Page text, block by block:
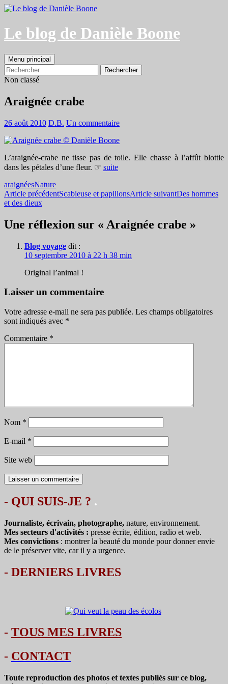
Aller
contenu
Le blog de Danièle Boone
Recherche
Menu principal
Rechercher :
Non classé
Araignée crabe
26 août 2010 D.B. Un commentaire
L’araignée-crabe ne tisse pas de toile. Elle chasse à l’affût blottie
dans les pétales d’une fleur. ☞ suite
araignéesNature
Navigation
des
articles
Article précédentScabieuse et papillonsArticle suivantDes hommes
et des dieux
Une réflexion sur « Araignée crabe »
Blog voyage dit :
10 septembre 2010 à 22 h 38 min
Original l’animal !
Laisser un commentaire
Votre adresse e-mail ne sera pas publiée. Les champs obligatoires
sont indiqués avec *
Commentaire *
Nom *
E-mail *
Site web
- QUI SUIS-JE ? .
Journaliste, écrivain, photographe, nature, environnement.
Mes secteurs d'activités : presse écrite, édition, radio et web.
Mes convictions : montrer la beauté du monde pour donner envie
de le préserver vite, car il y a urgence.
- DERNIERS LIVRES
- TOUS MES LIVRES
- CONTACT
Toute reproduction des photos et textes publiés sur ce blog,